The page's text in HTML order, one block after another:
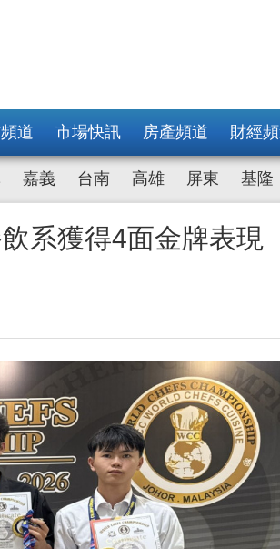
道 市場快訊 房產頻道 財經
嘉義 台南 高雄 屏東 基隆
系獲得4面金牌表現